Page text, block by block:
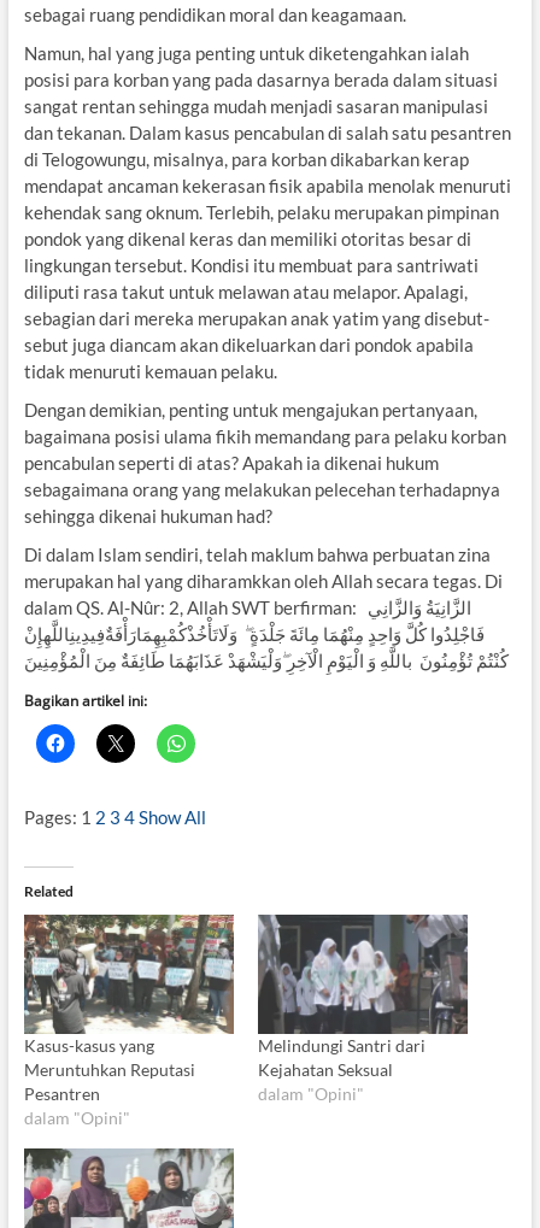
sebagai ruang pendidikan moral dan keagamaan.
Namun, hal yang juga penting untuk diketengahkan ialah
posisi para korban yang pada dasarnya berada dalam situasi
sangat rentan sehingga mudah menjadi sasaran manipulasi
dan tekanan. Dalam kasus pencabulan di salah satu pesantren
di Telogowungu, misalnya, para korban dikabarkan kerap
mendapat ancaman kekerasan fisik apabila menolak menuruti
kehendak sang oknum. Terlebih, pelaku merupakan pimpinan
pondok yang dikenal keras dan memiliki otoritas besar di
lingkungan tersebut. Kondisi itu membuat para santriwati
diliputi rasa takut untuk melawan atau melapor. Apalagi,
sebagian dari mereka merupakan anak yatim yang disebut-
sebut juga diancam akan dikeluarkan dari pondok apabila
tidak menuruti kemauan pelaku.
Dengan demikian, penting untuk mengajukan pertanyaan,
bagaimana posisi ulama fikih memandang para pelaku korban
pencabulan seperti di atas? Apakah ia dikenai hukum
sebagaimana orang yang melakukan pelecehan terhadapnya
sehingga dikenai hukuman had?
Di dalam Islam sendiri, telah maklum bahwa perbuatan zina
merupakan hal yang diharamkkan oleh Allah secara tegas. Di
dalam QS. Al-Nûr: 2, Allah SWT berfirman: الزَّانِيَةُ وَالزَّانِي
فَاجْلِدُوا كُلَّ وَاحِدٍ مِنْهُمَا مِائَةَ جَلْدَةٍ ۖ وَلَاتَأْخُذْكُمْبِهِمَارَأْفَةٌفِيدِينِاللَّهِإِنْ
كُنْتُمْ تُؤْمِنُونَ باللَّهِ وَ الْيَوْمِ الْآخِرِ ۖوَلْيَشْهَدْ عَذَابَهُمَا طَائِفَةٌ مِنَ الْمُؤْمِنِينَ
Bagikan artikel ini:
Pages: 1 2 3 4Show All
Related
Kasus-kasus yang
Meruntuhkan Reputasi
Pesantren
dalam "Opini"
Melindungi Santri dari
Kejahatan Seksual
dalam "Opini"